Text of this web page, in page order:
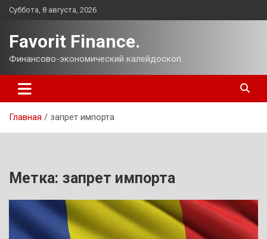
Перейти
Суббота, 8 августа, 2026
Favorit Finance.
Финансово-экономический калейдоскоп.
Главная запрет импорта
Метка: запрет импорта